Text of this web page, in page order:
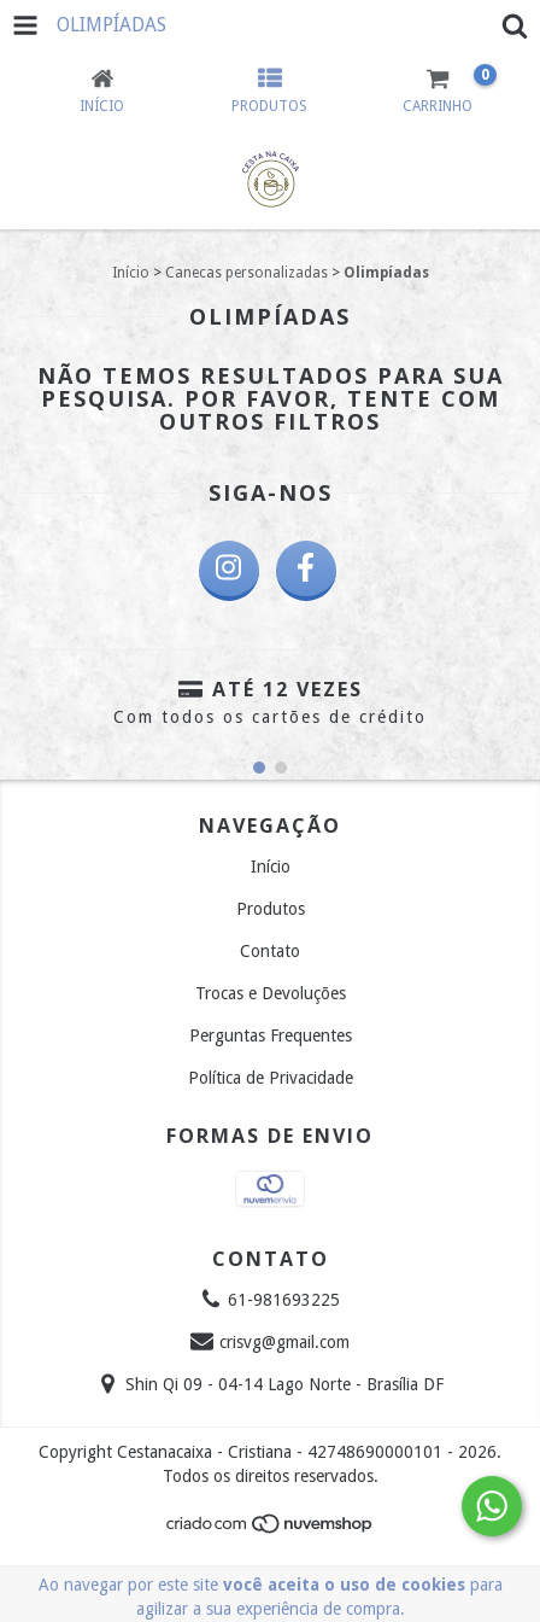
OLIMPÍADAS
INÍCIO PRODUTOS CARRINHO
0
Ao navegar por este site você aceita o uso de cookiespara
agilizar a sua experiência de compra.
Início > Canecas personalizadas > Olimpíadas
OLIMPÍADAS
NÃO TEMOS RESULTADOS PARA SUA
PESQUISA. POR FAVOR, TENTE COM
OUTROS FILTROS
SIGA-NOS
ATÉ 12 VEZES
Com todos os cartões de crédito
NAVEGAÇÃO
Início
Produtos
Contato
Trocas e Devoluções
Perguntas Frequentes
Política de Privacidade
FORMAS DE ENVIO
CONTATO
61-981693225
crisvg@gmail.com
Shin Qi 09 - 04-14 Lago Norte - Brasília DF
Copyright Cestanacaixa - Cristiana - 42748690000101 - 2026.
Todos os direitos reservados.